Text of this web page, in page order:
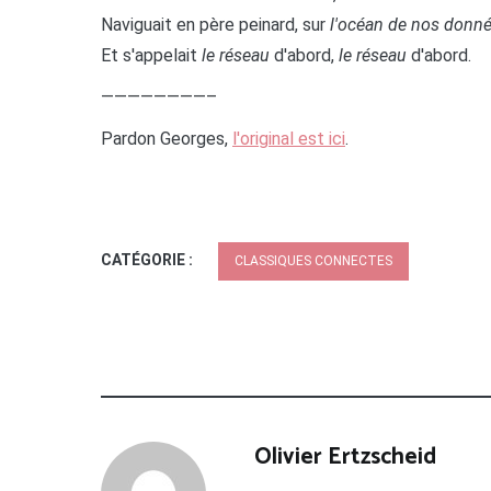
Naviguait en père peinard, sur l'océan de nos
Et s'appelait le réseau d'abord, le réseau d'abord.
————————–
Pardon Georges, l'original est ici.
CATÉGORIE : CLASSIQUES CONNECTES
Olivier Ertzscheid